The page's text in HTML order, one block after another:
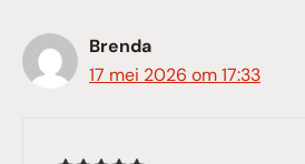
Brenda
17 mei 2026 om 17:33